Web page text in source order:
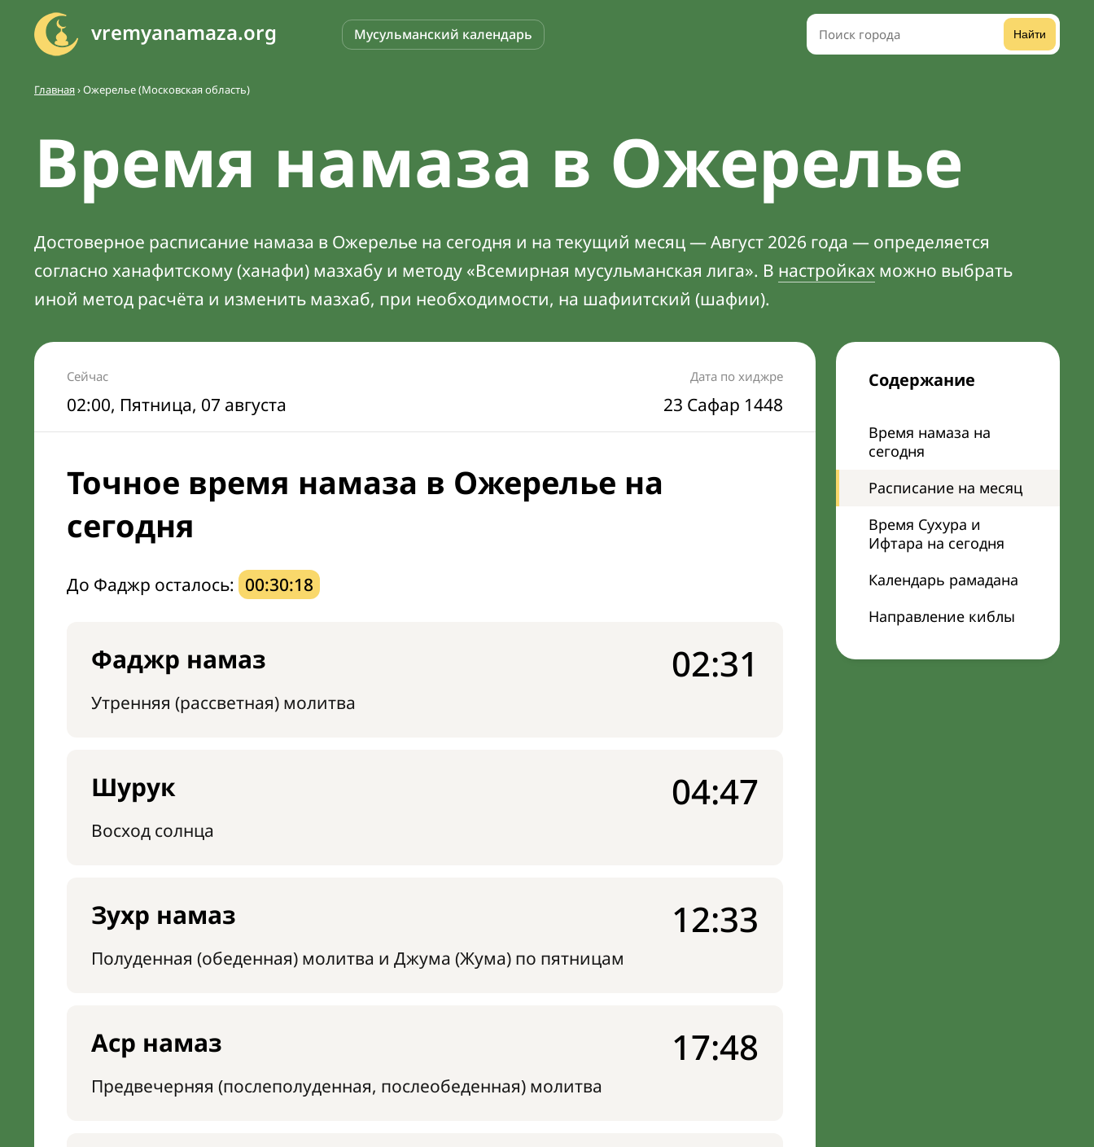
vremyanamaza.org Мусульманский календарь Найти
Главная›Ожерелье (Московская область)
Время намаза в Ожерелье
Достоверное расписание намаза в Ожерелье на сегодня и на текущий месяц — Август 2026 года — определяется
согласно ханафитскому (ханафи) мазхабу и методу «Всемирная мусульманская лига». В настройках можно выбрать
иной метод расчёта и изменить мазхаб, при необходимости, на шафиитский (шафии).
Содержание
Время намаза на
сегодня
Расписание на месяц
Время Сухура и
Ифтара на сегодня
Календарь рамадана
Направление киблы
Сейчас
02:00, Пятница, 07 августа
Дата по хиджре
23 Сафар 1448
Точное время намаза в Ожерелье на
сегодня
До Фаджр осталось: 00:30:17
Фаджр намаз
Утренняя (рассветная) молитва
02:31
Шурук
Восход солнца
04:47
Зухр намаз
Полуденная (обеденная) молитва и Джума (Жума) по пятницам
12:33
Аср намаз
Предвечерняя (послеполуденная, послеобеденная) молитва
17:48